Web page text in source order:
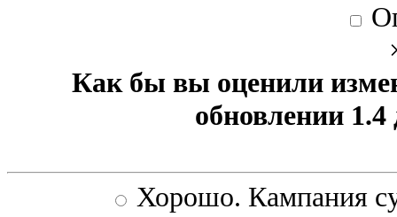
Как бы вы оценили
обновлении
Хорошо. Кампания